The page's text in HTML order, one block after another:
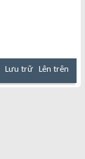
Lưu trữ Lên trên